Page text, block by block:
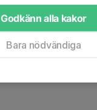
Godkänn alla kakor
Bara nödvändiga